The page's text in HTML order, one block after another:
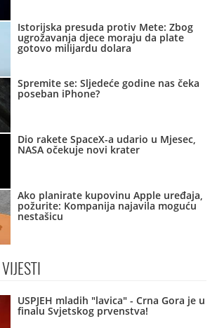
Istorijska presuda protiv Mete: Zbog
ugrožavanja djece moraju da plate
gotovo milijardu dolara
Spremite se: Sljedeće godine nas čeka
poseban iPhone?
Dio rakete SpaceX-a udario u Mjesec,
NASA očekuje novi krater
Ako planirate kupovinu Apple uređaja,
požurite: Kompanija najavila moguću
nestašicu
VIJESTI
USPJEH mladih "lavica" - Crna Gora je u
finalu Svjetskog prvenstva!